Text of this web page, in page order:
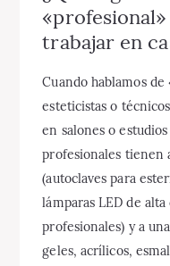
trabajar en
Cuando hablamos
esteticistas o
en salones o
profesionales tienen
(autoclaves para
lámparas LED de
profesionales) y a
geles, acrílicos,